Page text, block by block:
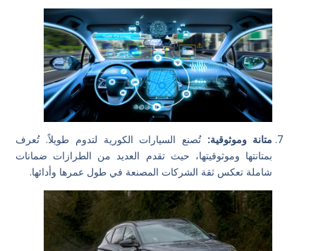
متانة وموثوقية: تُصنع السيارات الكورية لتدوم طويلاً. تُعرف
بمتانتها وموثوقيتها، حيث تقدم العديد من الطرازات ضمانات
شاملة تعكس ثقة الشركات المصنعة في طول عمرها وأدائها.